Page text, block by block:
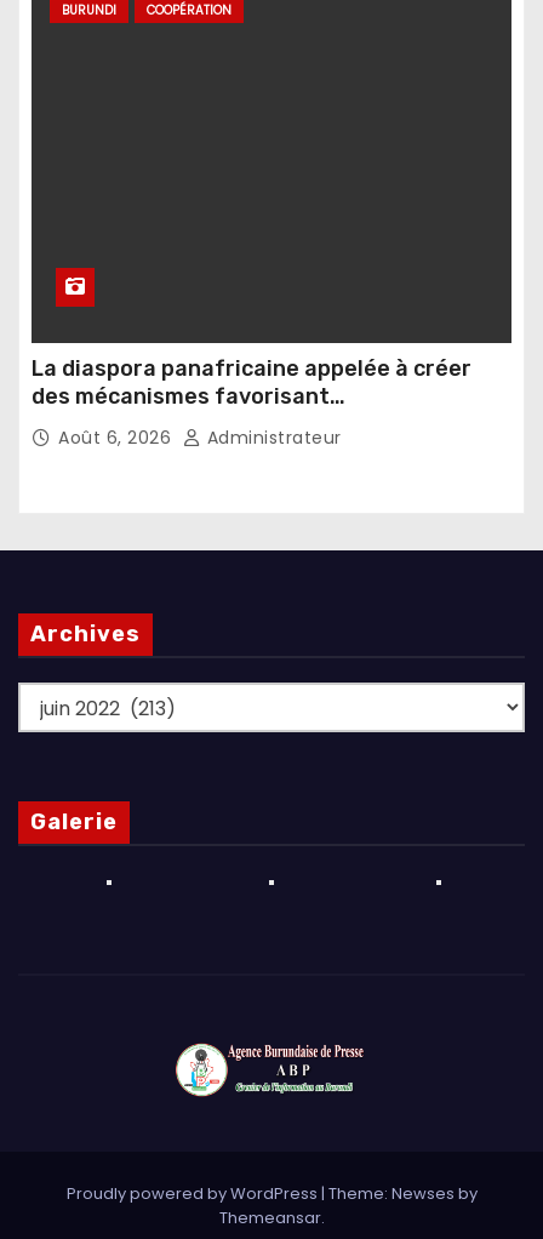
BURUNDI COOPÉRATION
La diaspora panafricaine appelée à créer
des mécanismes favorisant
l’investissement dans les pays d’origine
Août 6, 2026 Administrateur
Archives
Archives
Galerie
Proudly powered by WordPress | Theme: Newses by
Themeansar.